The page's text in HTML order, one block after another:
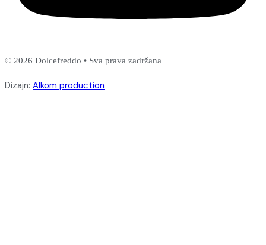
© 2026 Dolcefreddo • Sva prava zadržana
Dizajn: Alkom production